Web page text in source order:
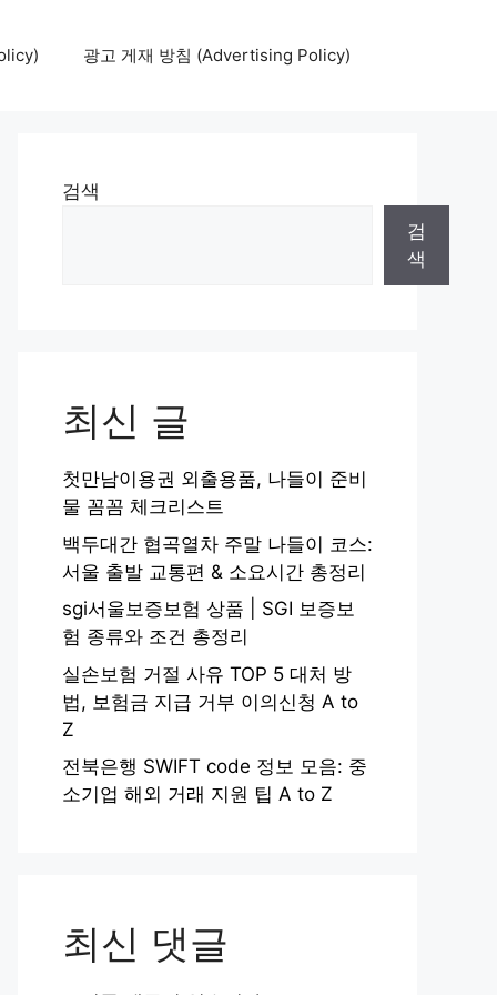
광고 게재 방침 (Advertising Policy)
검색
검
색
최신 글
첫만남이용권 외출용품, 나들이 준비
물 꼼꼼 체크리스트
백두대간 협곡열차 주말 나들이 코스:
서울 출발 교통편 & 소요시간 총정리
sgi서울보증보험 상품 | SGI 보증보
험 종류와 조건 총정리
실손보험 거절 사유 TOP 5 대처 방
법, 보험금 지급 거부 이의신청 A to
Z
전북은행 SWIFT code 정보 모음: 중
소기업 해외 거래 지원 팁 A to Z
최신 댓글